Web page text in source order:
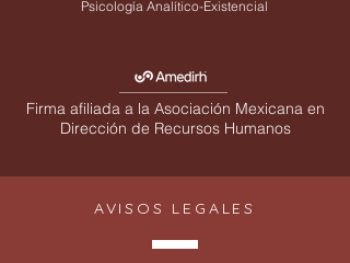
Psicología Analítico-Existencial
Firma afiliada a la Asociación Mexicana en
Dirección de Recursos Humanos
AVISOS LEGALES